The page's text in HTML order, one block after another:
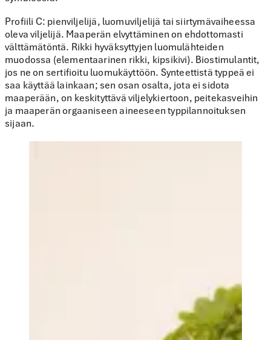
Profiili C: pienviljelijä, luomuviljelijä tai siirtymävaiheessa
oleva viljelijä. Maaperän elvyttäminen on ehdottomasti
välttämätöntä. Rikki hyväksyttyjen luomulähteiden
muodossa (elementaarinen rikki, kipsikivi). Biostimulantit,
jos ne on sertifioitu luomukäyttöön. Synteettistä typpeä ei
saa käyttää lainkaan; sen osan osalta, jota ei sidota
maaperään, on keskityttävä viljelykiertoon, peitekasveihin
ja maaperän orgaaniseen aineeseen typpilannoituksen
sijaan.